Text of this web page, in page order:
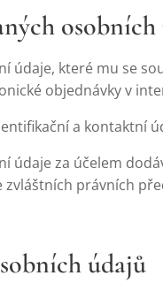
údaje, které mu se
objednávky v
a kontaktní
údaje za účelem
právních
údajů